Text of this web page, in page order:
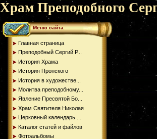
Храм Преподобного
Меню сайта
Главная страница
Преподобный Сергий Р...
История Храма
История Пронского
История в художестве...
Молитва преподобному...
Явление Пресвятой Бо...
Храм Святителя Николая
Церковный календарь ...
Каталог статей и файлов
Фотоальбомы